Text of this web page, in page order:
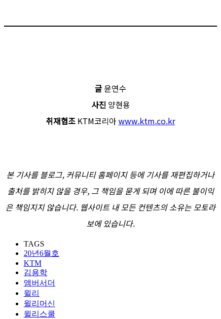
글윤연수
사진 양현용
취재협조 KTM코리아www.ktm.co.kr
본 기사를 블로그, 커뮤니티 홈페이지 등에 기사를 재편집하거나
출처를 밝히지 않을 경우, 그 책임을 묻게 되며 이에 따른 불이익
은 책임지지 않습니다. 웹사이트 내 모든 컨텐츠의 소유는 모토라
보에 있습니다.
TAGS
20년6월호
KTM
김용학
앰버서더
윌리
윌리머신
윌리스쿨